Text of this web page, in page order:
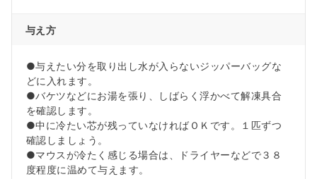
与え方
●与えたい分を取り出し水が入らないジッパーバッグな
どに入れます。
●バケツなどにお湯を張り、しばらく浮かべて解凍具合
を確認します。
●中に冷たい芯が残っていなければＯＫです。１匹ずつ
確認しましょう。
●マウスが冷たく感じる場合は、ドライヤーなどで３８
度程度に温めて与えます。